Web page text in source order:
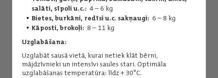
salāti, sīpoli u.c.: 4 – 6 kg
Bietes, burkāni, redīsi u.c. sakņaugi: 6 – 8 kg
Kāposti, brokoļi: 8 – 11 kg
Uzglabāšana:
Uzglabāt sausā vietā, kurai netiek klāt bērni,
mājdzīvnieki un intensīvi saules stari. Optimāla
uzglabāšanas temperatūra: līdz + 30°C.
VEIKALI "VISS LAUKSAIMNIEKIEM"
SAZINIES